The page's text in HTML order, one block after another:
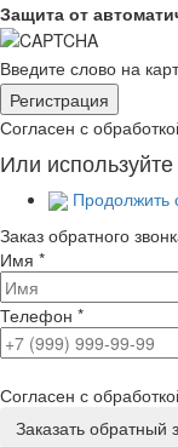
Защита от
Введите слово на
Согласен с
Или
Продолжить
Заказ обратного
Имя *
Телефон *
Согласен с